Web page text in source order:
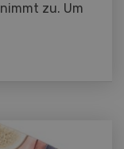
zu. Um